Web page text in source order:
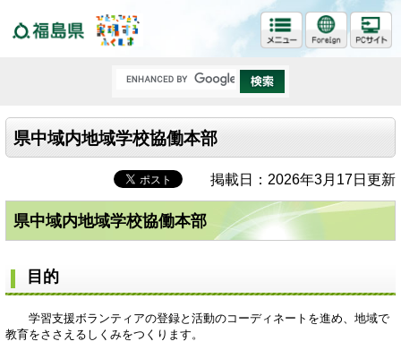
県中域内地域学校協働本部
掲載日：2026年3月17日更新
県中域内地域学校協働本部
目的
学習支援ボランティアの登録と活動のコーディネートを進め、地域で
教育をささえるしくみをつくります。